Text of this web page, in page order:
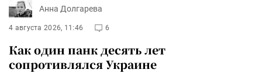
Анна Долгарева
4 августа 2026, 11:46 6
Как один панк десять лет
сопротивлялся Украине